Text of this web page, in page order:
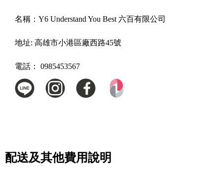
名稱： Y6 Understand You Best 六百有限公司
地址: 高雄市小港區廠西路45號
電話： 0985453567
配送及其他費用說明